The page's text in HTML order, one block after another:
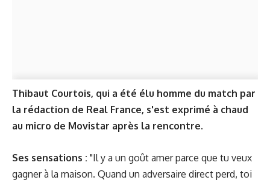
Thibaut Courtois, qui a été élu homme du match par
la rédaction de Real France, s'est exprimé à chaud
au micro de Movistar après la rencontre.
Ses sensations : "Il y a un goût amer parce que tu veux
gagner à la maison. Quand un adversaire direct perd, toi